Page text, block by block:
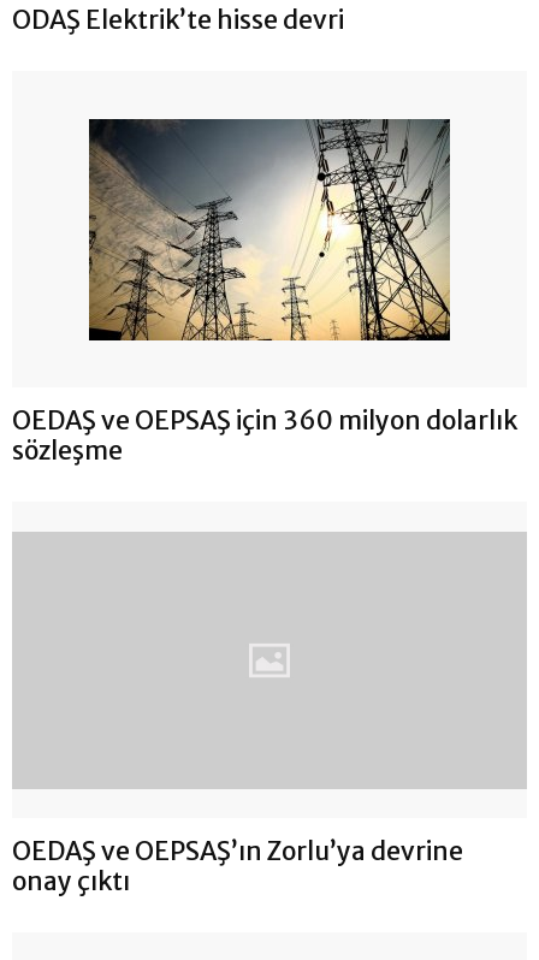
ODAŞ Elektrik’te hisse devri
OEDAŞ ve OEPSAŞ için 360 milyon dolarlık
sözleşme
OEDAŞ ve OEPSAŞ’ın Zorlu’ya devrine
onay çıktı